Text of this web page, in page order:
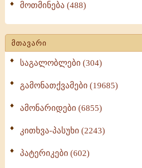
მოთმინება (488)
მთავარი
საგალობლები (304)
გამონათქვამები (19685)
ამონარიდები (6855)
კითხვა-პასუხი (2243)
პატერიკები (602)